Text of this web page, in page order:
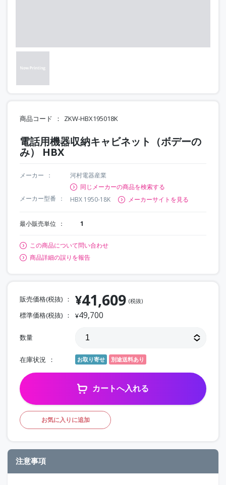
商品コード ZKW-HBX195018K
電話用機器収納キャビネット（ボデーの
み） HBX
メーカー
河村電器産業
同じメーカーの商品を検索する
メーカー型番
HBX 1950-18K メーカーサイトを見る
最小販売単位 1
この商品について問い合わせ
商品詳細の誤りを報告
販売価格(税抜) ¥41,609 (税抜)
標準価格(税抜) ¥49,700
数量
在庫状況 お取り寄せ 別途送料あり
カートへ入れる
お気に入りに追加
注意事項